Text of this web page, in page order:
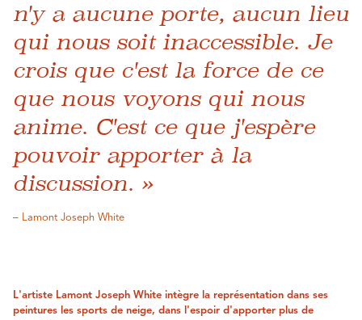
n'y a aucune porte, aucun lieu
qui nous soit inaccessible. Je
crois que c'est la force de ce
que nous voyons qui nous
anime. C'est ce que j'espère
pouvoir apporter à la
discussion. »
– Lamont Joseph White
L'artiste Lamont Joseph White intègre la représentation dans ses
peintures les sports de neige, dans l'espoir d'apporter plus de